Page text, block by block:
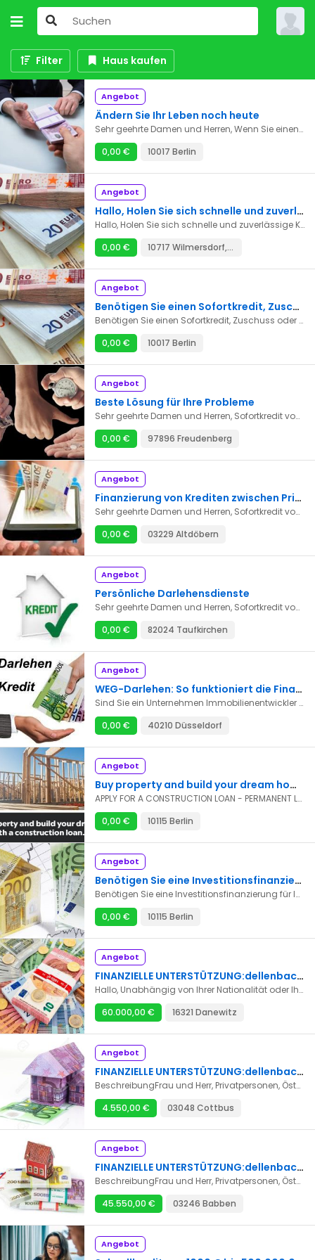
Filter Haus kaufen
Angebot
Ändern Sie Ihr Leben noch heute
Sehr geehrte Damen und Herren, Wenn Sie einen Kredit ohne Vorfälligkeitsentschädigung, einen Privatkredit ohne Antragsgebühren oder einen Privatkredit ohne Antragsgebühren zur Finanzierung eines Projekts benötigen, können Sie uns direkt per E-Mail kontaktieren, um unsere Dienstleistungen in Anspruch zu nehmen. E-Mail-Adresse: guzman.augustin72@gmail.com
0,00 €
10017 Berlin
Angebot
Hallo, Holen Sie sich schnelle und zuverlässige Kredite. Unsere Konditionen sind einfach und 100 % garantiert. E-Mail: danielaschulz066@gmail.com
Hallo, Holen Sie sich schnelle und zuverlässige Kredite. Unsere Konditionen sind einfach und 100 % garantiert. E-Mail: danielaschulz066@gmail.com
0,00 €
10717 Wilmersdorf, Berlin
Angebot
Benötigen Sie einen Sofortkredit, Zuschuss oder Geschäftskredit? Dann sind Sie bei uns genau richtig. Beantragen Sie schnell einen Kurz- oder Langzeitkredit und
Benötigen Sie einen Sofortkredit, Zuschuss oder Geschäftskredit? Dann sind Sie bei uns genau richtig. Beantragen Sie schnell einen Kurz- oder Langzeitkredit und schreiben Sie uns eine E-Mail an guzman.augustin72@gmail.com
0,00 €
10017 Berlin
Angebot
Beste Lösung für Ihre Probleme
Sehr geehrte Damen und Herren, Sofortkredit von 5.000 € bis 50.000.000 € innerhalb von 48 Stunden. Trotz Ihrer finanziellen Schwierigkeiten stehe ich Ihnen beratend und unterstützend zur Seite. Mein Kreditangebot richtet sich an Privatpersonen und Unternehmen und entspricht den gesetzlichen Bestimmungen sowie dem Vertrag, den wir gemeinsam unterzeichnen werden. Kontaktieren Sie uns per E-Mail: alessandragrommke@gmail.com Kontaktieren Sie uns per E-Mail: alessandragrommke@gmail.com
0,00 €
97896 Freudenberg
Angebot
Finanzierung von Krediten zwischen Privatpersonen
Sehr geehrte Damen und Herren, Sofortkredit von 5.000 € bis 50.000.000 € innerhalb von 48 Stunden. Trotz Ihrer finanziellen Schwierigkeiten stehe ich Ihnen beratend und unterstützend zur Seite. Mein Kreditangebot richtet sich an Privatpersonen und Unternehmen und entspricht den gesetzlichen Bestimmungen sowie dem Vertrag, den wir gemeinsam unterzeichnen werden. Kontaktieren Sie uns per E-Mail: alessandragrommke@gmail.com Kontaktieren Sie uns per E-Mail: alessandragrommke@gmail.com
0,00 €
03229 Altdöbern
Angebot
Persönliche Darlehensdienste
Sehr geehrte Damen und Herren, Sofortkredit von 5.000 € bis 50.000.000 € innerhalb von 48 Stunden. Trotz Ihrer finanziellen Schwierigkeiten stehe ich Ihnen beratend und unterstützend zur Seite. Mein Kreditangebot richtet sich an Privatpersonen und Unternehmen und entspricht den gesetzlichen Bestimmungen sowie dem Vertrag, den wir gemeinsam unterzeichnen werden. Kontaktieren Sie uns per E-Mail: alessandragrommke@gmail.com Kontaktieren Sie uns per E-Mail: alessandragrommke@gmail.com
0,00 €
82024 Taufkirchen
Angebot
WEG-Darlehen: So funktioniert die Finanzierung für Eigentümergemeinschaften
Sind Sie ein Unternehmen Immobilienentwickler oder ein großes industriebauunternehmen oder ein Leiter von Handelsunternehmen oder ein Bauunternehmer während der COVID-19-Pandemie , die jedoch entweder aufgrund steigender Materialkosten, eines Arbeitskräftemangels oder eines Hauptbuchhalters eines Unternehmens in einer Finanzkrise gescheitert sind, für das Sie Geld von einem kreditmakler benötigen Kreditgeber als Registernummer(8658873). Heute konkurrieren diese unvollendeten Projekte um die Finanzierung, mit ehrgeizigen Anträgen auf neubaudarlehen von etablierten Entwicklern.? Benötigen Sie Mittel, um Ihr eigenes Unternehmen zu Gründen oder Ihr Projekt zu finanzieren ?Ich bin ein zertifizierter Broker für Privatanleger im Namen von Riza Kosar aus Deutschland und der Schweiz, der in Zusammenarbeit mit HSBC BANK und crédit First Boston Schweiz verschiedene Arten von fonds und Investitionen in verschiedenen Sektoren finanziert: Entwicklung: von wohnen bis Gewerbe können wir Ihnen helfen, Ihre vision zum Leben zu erwecken. * * * Akquisition: Benötigen Sie eine Finanzierung, um einen wertvollen Vermögenswert zu sichern ? Wir können das notwendige Kapital zur Verfügung stellen. * * * Finanzierung: * * Holen Sie sich die Mittel, die Sie für Ihren Laufenden Betrieb und Ihre expansion benötigen. * * * Aktieninvestition: arbeiten Sie Mit uns zusammen, um Ihr Wachstum voranzutreiben und neue Möglichkeiten zu erschließen. * * * Hotels und Mehrfamilienhäuser: * * wir haben Erfahrung mit Investitionen in profitable Immobilienprojekte. * * * Infrastruktur: * * Beitrag Zur Entwicklung Kritischer Infrastrukturprojekte. * * * Unternehmensfinanzierung: greifen Sie auf das Kapital zu, das Ihr Unternehmen benötigt, um erfolgreich zu sein und innovation. * * * Energie: * * Investieren Sie in nachhaltige Energielösungen und in die Automobilindustrie. .suchen Sie eine Investition und Finanzierung für Ihre Photovoltaik-und windprojekte. * * * Andere tragfähige Projekte: * * wir sind offen für die Erforschung neuer Möglichkeiten.Wir bieten Ihnen geldfinanzierungen von 10.000€( $ , CHF,£) bis 100 Milliarden €(CHF,$,£) zu einem Zinssatz von 2% für alle Menschen, die es zurückzahlen können Kontaktieren Sie uns maintenant:RizaFund-investment@outlook.com Riza Kosar Tramstrasse 3
0,00 €
40210 Düsseldorf
Angebot
Buy property and build your dream home with a construction loan
APPLY FOR A CONSTRUCTION LOAN - PERMANENT LOAN today Need financial assistance? Are you experiencing a financial crisis or looking to start your own business? Do you need funds to pay off debts, settle bills, or launch a promising venture? Is your credit score low, making it difficult to access financing from banks and other local financial institutions? Here's your chance to obtain financial services from our company. We offer the following financing options to individuals: *Business Financing *Personal Financing *Corporate Financing *Construction Financing *Business Financing And much more: at a 2% interest rate. We offer loans from €20,000 (£, $, PLN) to €10 billion (£, $, PLN) at a 2% interest rate for anyone able to repay. Contact us now: dieter.investment@outlook.com WhatsApp phone number: +49 15510 231879
0,00 €
10115 Berlin
Angebot
Benötigen Sie eine Investitionsfinanzierung für Ihre Wohnung
Benötigen Sie eine Investitionsfinanzierung für Ihre Wohnung, Ihr Geschäft, den Kauf eines Autos oder Motorrads, die Gründung eines eigenen Unternehmens, Ihre persönlichen Bedürfnisse oder ein anderes Projekt ? Ich bin ein zertifizierter Broker als Registernummer (8658873)bietet persönliche Darlehen offizielle garantie von 10. 000 € bis 10 Mrd. € mit einem Nominalzins von 2 %, unabhängig vom geliehenen Betrag. Bitte geben Sie in Ihrem Antrag den genauen Betrag und die Laufzeit des Darlehens an. E-Mail : RizaFund-investment@outlook.com Riza Kosar Tramstrasse 3 CH - 9444 Diepoldsau
0,00 €
10115 Berlin
Angebot
FINANZIELLE UNTERSTÜTZUNG:dellenbach.dominique1964@gmail.com
Hallo, Unabhängig von Ihrer Nationalität oder Ihrem Wohnort auf der Welt sind wir eine internationale Finanzstruktur in Partnerschaft mit vier großen Banken in Europa und bereit, Ihnen bei der Lösung Ihrer finanziellen Probleme zu helfen. Sie können ein Darlehen in Höhe von 5.000 bis 25.000.000 Euro bei jedem beantragen, der in der Lage ist, es mit einem Zinssatz von 2 % für jeden beantragten Betrag zurückzuzahlen. In diesen Bereichen können wir Ihnen helfen: - Finanzielles Darlehen – Immobilienkredit – Investitionsdarlehen - Autokredit – Konsolidierungsschulden – Kreditrückzahlung - Privat Darlehen -Sie werden aufgezeichnet Wenn Sie wirklich einen Kredit benötigen, kontaktieren Sie uns. Wir stehen Ihnen bei allen finanziellen Notfällen zur Verfügung. Für weitere Informationen kontaktieren Sie uns bitte unter unserer Adresse. E-Mail:dellenbach.dominique1964@gmail.com
60.000,00 €
16321 Danewitz
Angebot
FINANZIELLE UNTERSTÜTZUNG:dellenbach.dominique1964@gmail.com
BeschreibungFrau und Herr, Privatpersonen, Österreich, Deutsch, die Schweiz benötigten Sie Darlehen zwischen Privatpersonen, um die finanziellen Schwierigkeiten zu bewältigen, um schließlich aus der Sackgasse herauszukommen, die die Banken verursachen durch die Ablehnung Ihrer Akten der Mittelanforderung wir sind eine Gruppe finanzieller Maßnahmenexperten, Ihnen ein Darlehen zum Betrag zu machen, den Sie und mit Bedingungen benötigen, die Ihnen das Leben vereinfachen werden. Wir machen gehende Darlehen von 1 Monat zu 360 Monaten und wir leihen von 3000 € an 2.000.000 €. Unser Zinssatz beträgt 2% das Jahr, hier die Gebiete, auf denen wir Ihnen helfen können: * Finanzier * Immobiliardarlehen * Darlehen zur Investition * Autodarlehen * Konsolidierungsschuld * Kreditaufkauf * Persönliches Darlehen *Vous katalogisiert werden *interdits Bank- und Sie haben die Gunst der Banken nicht, oder besser haben Sie ein Projekt, und Bedürfnis der Finanzierung nehmen mit uns Kontakt auf, und wir werden Ihnen helfen. E-Mail: dellenbach.dominique1964@gmail.com
4.550,00 €
03048 Cottbus
Angebot
FINANZIELLE UNTERSTÜTZUNG:dellenbach.dominique1964@gmail.com
BeschreibungFrau und Herr, Privatpersonen, Österreich, Deutsch, die Schweiz benötigten Sie Darlehen zwischen Privatpersonen, um die finanziellen Schwierigkeiten zu bewältigen, um schließlich aus der Sackgasse herauszukommen, die die Banken verursachen durch die Ablehnung Ihrer Akten der Mittelanforderung wir sind eine Gruppe finanzieller Maßnahmenexperten, Ihnen ein Darlehen zum Betrag zu machen, den Sie und mit Bedingungen benötigen, die Ihnen das Leben vereinfachen werden. Wir machen gehende Darlehen von 1 Monat zu 360 Monaten und wir leihen von 3000 € an 2.000.000 €. Unser Zinssatz beträgt 2% das Jahr, hier die Gebiete, auf denen wir Ihnen helfen können: * Finanzier * Immobiliardarlehen * Darlehen zur Investition * Autodarlehen * Konsolidierungsschuld * Kreditaufkauf * Persönliches Darlehen *Vous katalogisiert werden *interdits Bank- und Sie haben die Gunst der Banken nicht, oder besser haben Sie ein Projekt, und Bedürfnis der Finanzierung nehmen mit uns Kontakt auf, und wir werden Ihnen helfen. E-Mail: dellenbach.dominique1964@gmail.com
45.550,00 €
03246 Babben
Angebot